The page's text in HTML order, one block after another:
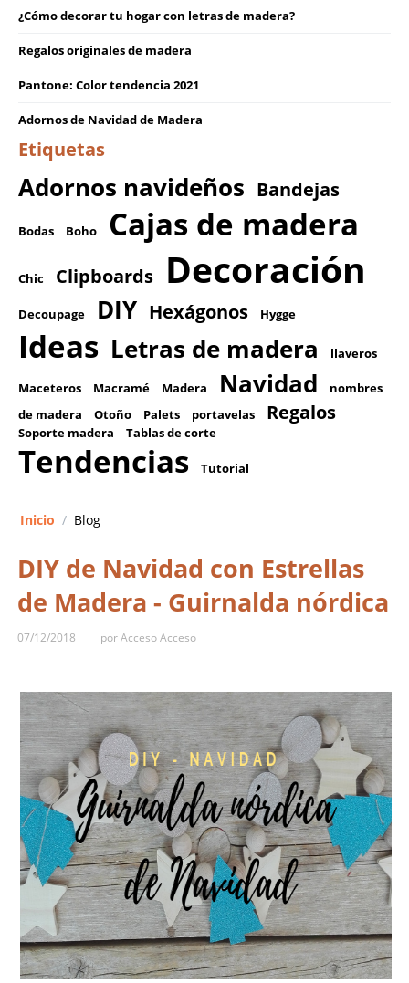
¿Cómo decorar tu hogar con letras de madera?
Regalos originales de madera
Pantone: Color tendencia 2021
Adornos de Navidad de Madera
Etiquetas
Adornos navideños Bandejas
Bodas Boho Cajas de madera
Chic Clipboards Decoración
Decoupage DIY Hexágonos Hygge
Ideas Letras de madera llaveros
Maceteros Macramé Madera Navidad
nombres
de madera
Otoño Palets portavelas Regalos
Soporte madera Tablas de corte
Tendencias Tutorial
Inicio / Blog
DIY de Navidad con Estrellas
de Madera - Guirnalda nórdica
07/12/2018 por Acceso Acceso